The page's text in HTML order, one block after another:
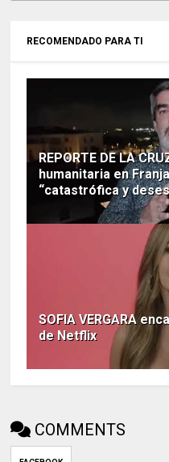
RECOMENDADO PARA TI
REPORTE DE LA
humanitaria en
“catastrófica y
SOFIA VERGARA
de Netflix
COMMENTS